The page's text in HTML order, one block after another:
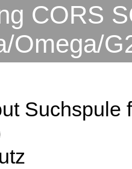
CORS
Omega/
Suchspule